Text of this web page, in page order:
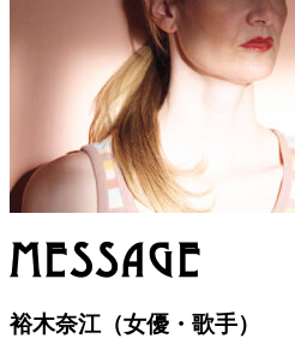
裕木奈江（女優・歌手）